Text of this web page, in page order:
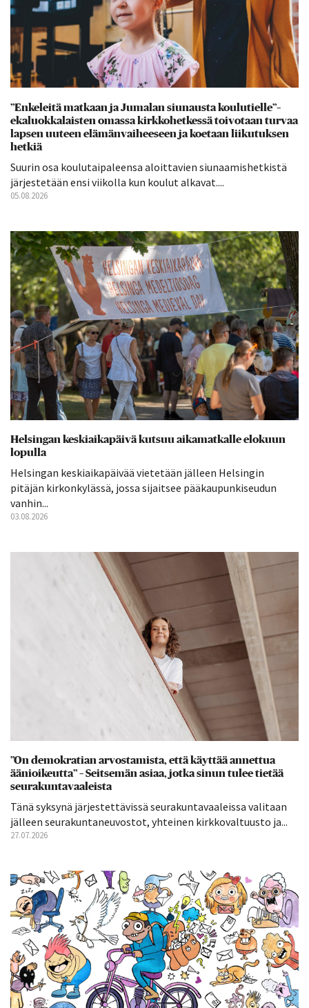
”Enkeleitä matkaan ja Jumalan siunausta koulutielle”–
ekaluokkalaisten omassa kirkkohetkessä toivotaan turvaa
lapsen uuteen elämänvaiheeseen ja koetaan liikutuksen
hetkiä
Suurin osa koulutaipaleensa aloittavien siunaamishetkistä
järjestetään ensi viikolla kun koulut alkavat....
05.08.2026
Helsingan keskiaikapäivä kutsuu aikamatkalle elokuun
lopulla
Helsingan keskiaikapäivää vietetään jälleen Helsingin
pitäjän kirkonkylässä, jossa sijaitsee pääkaupunkiseudun
vanhin...
03.08.2026
”On demokratian arvostamista, että käyttää annettua
äänioikeutta” – Seitsemän asiaa, jotka sinun tulee tietää
seurakuntavaaleista
Tänä syksynä järjestettävissä seurakuntavaaleissa valitaan
jälleen seurakuntaneuvostot, yhteinen kirkkovaltuusto ja...
27.07.2026